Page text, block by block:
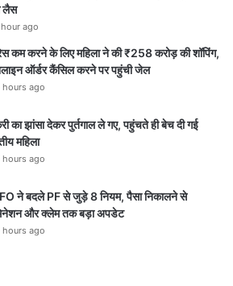
लैस
hour ago
कम करने के लिए महिला ने की ₹258 करोड़ की शॉपिंग,
ऑर्डर कैंसिल करने पर पहुंची जेल
hours ago
का झांसा देकर पुर्तगाल ले गए, पहुंचते ही बेच दी गई
महिला
hours ago
ने बदले PF से जुड़े 8 नियम, पैसा निकालने से
और क्लेम तक बड़ा अपडेट
hours ago